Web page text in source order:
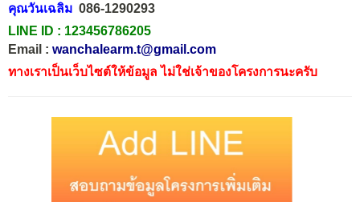
คุณวันเฉลิม 086-1290293
LINE ID : 123456786205
Email : wanchalearm.t@gmail.com
ทางเราเป็นเว็บไซต์ให้ข้อมูล ไม่ใช่เจ้าของโครงการนะครับ